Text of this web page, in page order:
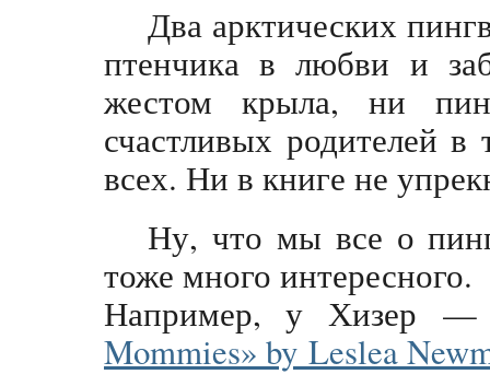
Два арктических
птенчика в любви и
жестом крыла, ни
счастливых родителей
всех. Ни в книге не
Ну, что мы все о
тоже много интересного.
Например, у Хизер
Mommies» by Leslea